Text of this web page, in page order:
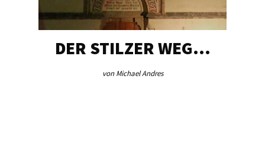
DER STILZER WEG…
von Michael Andres